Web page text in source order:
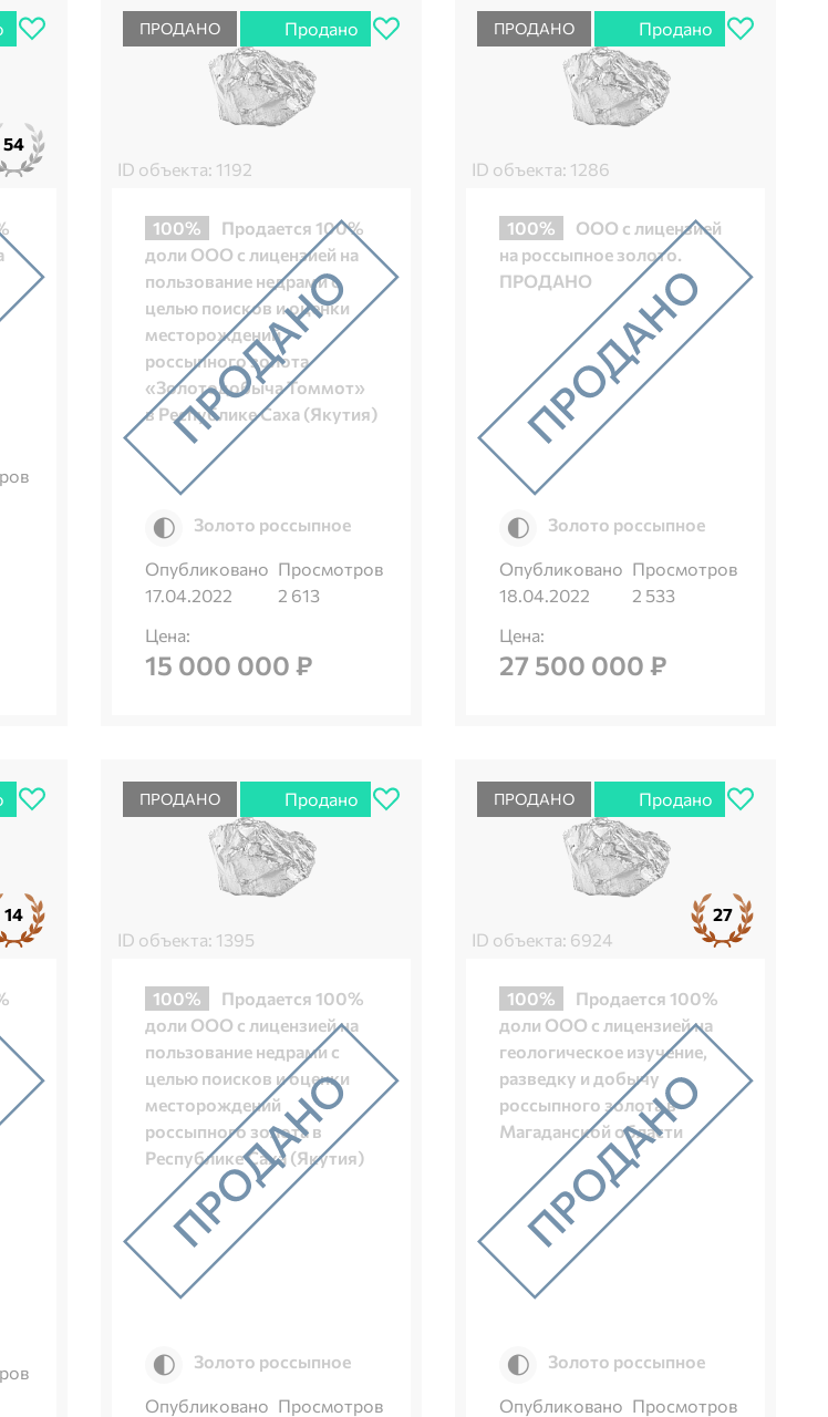
54
ПРОДАНО Продано
ID объекта: 1192
100%
Продается 100%
доли ООО с лицензией на
пользование недрами с
целью поисков и оценки
месторождений
россыпного золота
«Золотодобыча Томмот»
в Республике Саха (Якутия)
Золото россыпное
Опубликовано
17.04.2022
Просмотров
2 613
Цена:
15 000 000 ₽
ПРОДАНО Продано
ID объекта: 1286
100%
ООО с лицензией
на россыпное золото.
ПРОДАНО
Золото россыпное
Опубликовано
18.04.2022
Просмотров
2 533
Цена:
27 500 000 ₽
14
ПРОДАНО Продано
ID объекта: 1395
100%
Продается 100%
доли ООО с лицензией на
пользование недрами с
целью поисков и оценки
месторождений
россыпного золота в
Республике Саха (Якутия)
Золото россыпное
Опубликовано Просмотров
ПРОДАНО Продано
ID объекта: 6924
27
100%
Продается 100%
доли ООО с лицензией на
геологическое изучение,
разведку и добычу
россыпного золота в
Магаданской области
Золото россыпное
Опубликовано Просмотров